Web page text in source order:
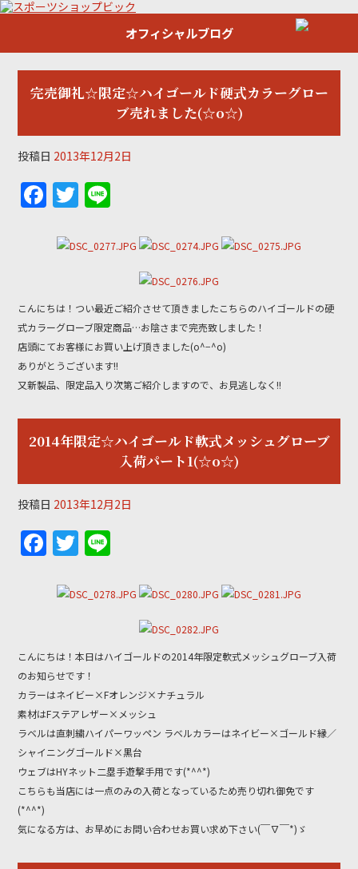
オフィシャルブログ
完売御礼☆限定☆ハイゴールド硬式カラーグロー
ブ売れました(☆o☆)
投稿日 2013年12月2日
F
a
c
b
o
o
k
T
w
itt e
こんにちは！つい最近ご紹介させて頂きましたこちらのハイゴールドの硬
式カラーグローブ限定商品…お陰さまで完売致しました！
店頭にてお客様にお買い上げ頂きました(o^−^o)
ありがとうございます!!
又新製品、限定品入り次第ご紹介しますので、お見逃しなく!!
2014年限定☆ハイゴールド軟式メッシュグローブ
入荷パート1(☆o☆)
投稿日 2013年12月2日
F
a
c
b
o
o
k
T
w
itt e
こんにちは！本日はハイゴールドの2014年限定軟式メッシュグローブ入荷
のお知らせです！
カラーはネイビー×Fオレンジ×ナチュラル
素材はFステアレザー×メッシュ
ラベルは直刺繍ハイパーワッペン ラベルカラーはネイビー×ゴールド縁／
シャイニングゴールド×黒台
ウェブはHYネット二塁手遊撃手用です(*^^*)
こちらも当店には一点のみの入荷となっているため売り切れ御免です
(*^^*)
気になる方は、お早めにお問い合わせお買い求め下さい(￣∇￣*)ゞ